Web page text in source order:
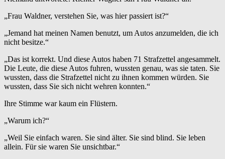
„Frau Waldner, verstehen Sie, was hier passiert ist?“
„Jemand hat meinen Namen benutzt, um Autos anzumelden, die ich
nicht besitze.“
„Das ist korrekt. Und diese Autos haben 71 Strafzettel angesammelt.
Die Leute, die diese Autos fuhren, wussten genau, was sie taten. Sie
wussten, dass die Strafzettel nicht zu ihnen kommen würden. Sie
wussten, dass Sie sich nicht wehren konnten.“
Ihre Stimme war kaum ein Flüstern.
„Warum ich?“
„Weil Sie einfach waren. Sie sind älter. Sie sind blind. Sie leben
allein. Für sie waren Sie unsichtbar.“